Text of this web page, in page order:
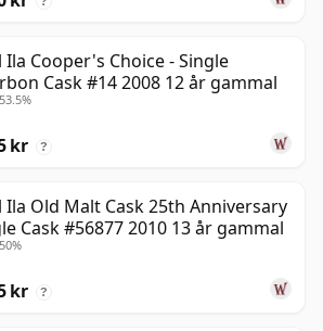
Ila Cooper's Choice - Single
Cask #14 2008 12 år gammal
kr ?
Ila Old Malt Cask 25th Anniversary
Cask #56877 2010 13 år gammal
kr ?